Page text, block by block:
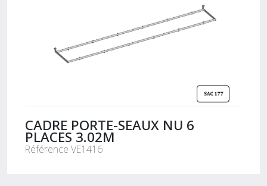
CADRE PORTE-SEAUX NU 6
PLACES 3.02M
Référence VE1416